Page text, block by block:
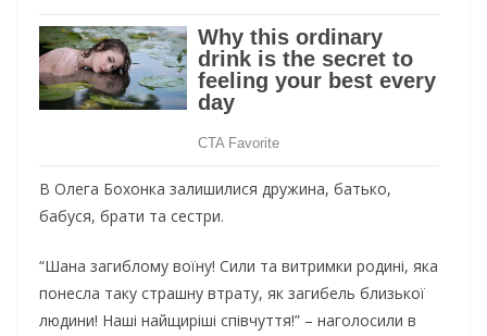
В Олега Бохонка залишилися дружина, батько,
бабуся, брати та сестри.
“Шана загиблому воїну! Сили та витримки родині, яка
понесла таку страшну втрату, як загибель близької
людини! Наші найщиріші співчуття!” – наголосили в